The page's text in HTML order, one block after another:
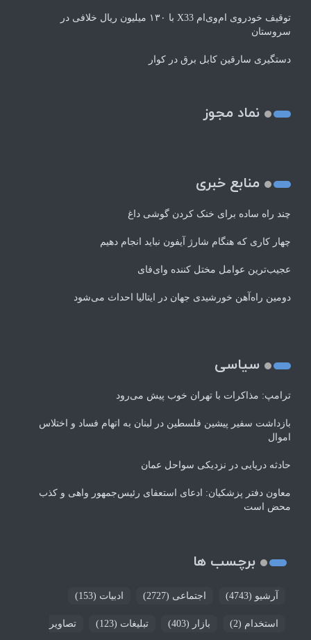
توقیف خودروی ام‌وی‌ام X33 با ۱۳۰ میلیون ریال خلافی در
سروستان
دستگیری سارقین کابل برق در کوار
نماد مجوز
منابع خبری
چند راه‌ ساده برای خنک کردن گوشی داغ
چهار کاری که هنگام شارژ آیفون نباید انجام دهیم
عجیب‌ترین عوامل مختل کننده وای‌فای
دومین راه‌آهن خورشیدی جهان در ایتالیا احداث می‌شود
سیاسی
ترامپ: مذاکرات با تهران خوب پیش می‌رود
بازداشت سفیر پیشین فلسطین در لبنان به اتهام فساد و اختلاس
اموال
حادثه دریایی در نزدیکی سواحل عمان
معاون دفتر پزشکیان: ادعای استعفای رئیس‌جمهور واهی و کذب
محض است
برچسب ها
آرشیو (4743) اجتماعی (2727) ادبیات (153)
استخدام (2) بازار (403) تبلیغات (123) تصاویر